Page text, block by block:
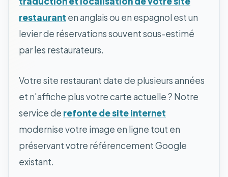
restaurant en anglais ou en espagnol est un
levier de réservations souvent sous-estimé
par les restaurateurs.
Votre site restaurant date de plusieurs années
et n'affiche plus votre carte actuelle ? Notre
service de refonte de site internet
modernise votre image en ligne tout en
préservant votre référencement Google
existant.